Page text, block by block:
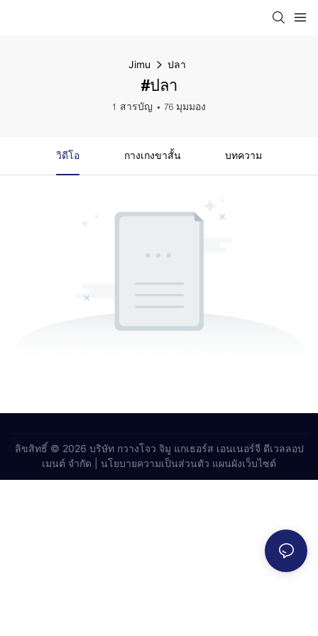
Jimu ปลา
#ปลา
1 สารบัญ 76 มุมมอง
วิดีโอ กางเกงขาสั้น บทความ
ลิขสิทธิ์ © 2026 บริษัท กวางโจว จิมู แกเธอร์ส เอนเนอร์จี ดีเวลลอป
เมนต์ จำกัด |
นโยบายความเป็นส่วนตัว แผนผังเว็บไซต์